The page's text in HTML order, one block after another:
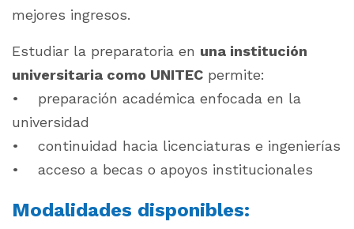
mejores ingresos.
Estudiar la preparatoria en una institución
universitaria como UNITEC permite:
• preparación académica enfocada en la
universidad
• continuidad hacia licenciaturas e ingenierías
• acceso a becas o apoyos institucionales
Modalidades disponibles: